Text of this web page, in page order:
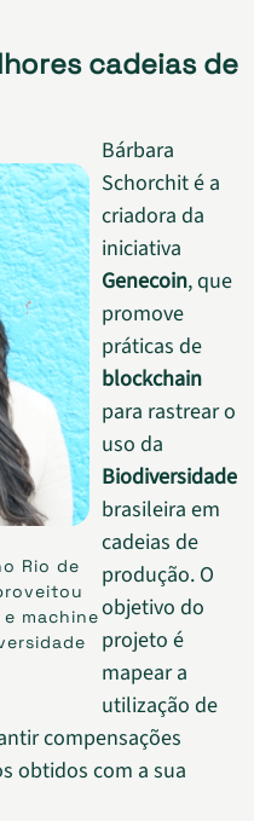
cadeias de
Rio de
machine
Bárbara
Schorchit é a
criadora da
iniciativa
Genecoin, que
promove
práticas de
blockchain
para rastrear o
uso da
Biodiversidade
brasileira em
cadeias de
produção. O
objetivo do
projeto é
mapear a
utilização de
compensações
obtidos com a sua